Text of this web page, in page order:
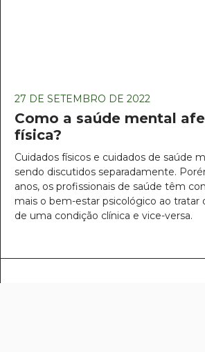
27 DE SETEMBRO DE 2022
Como a saúde mental
física?
Cuidados físicos e cuidados de saúde
sendo discutidos separadamente.
anos, os profissionais de saúde têm
mais o bem-estar psicológico ao tratar
de uma condição clínica e vice-versa.